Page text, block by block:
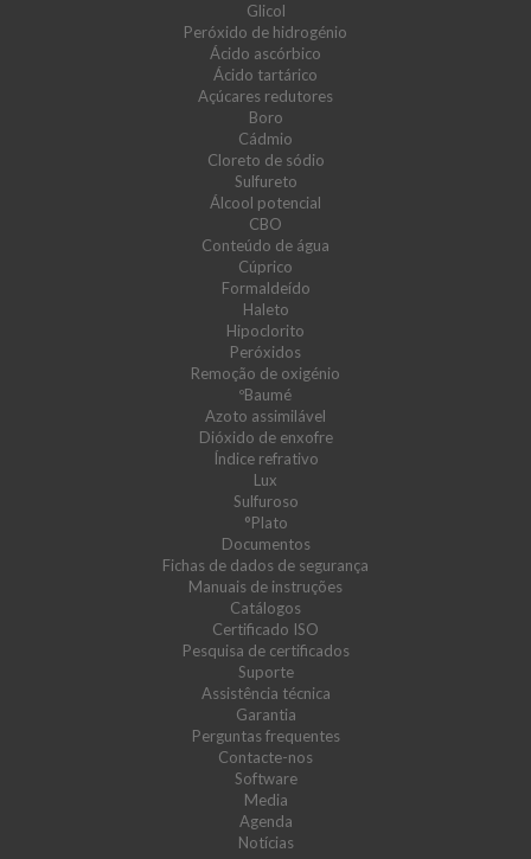
Glicol
Peróxido de hidrogénio
Ácido ascórbico
Ácido tartárico
Açúcares redutores
Boro
Cádmio
Cloreto de sódio
Sulfureto
Álcool potencial
CBO
Conteúdo de água
Cúprico
Formaldeído
Haleto
Hipoclorito
Peróxidos
Remoção de oxigénio
ºBaumé
Azoto assimilável
Dióxido de enxofre
Índice refrativo
Lux
Sulfuroso
°Plato
Documentos
Fichas de dados de segurança
Manuais de instruções
Catálogos
Certificado ISO
Pesquisa de certificados
Suporte
Assistência técnica
Garantia
Perguntas frequentes
Contacte-nos
Software
Media
Agenda
Notícias